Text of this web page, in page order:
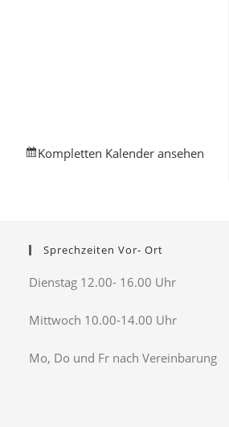
Kompletten Kalender ansehen
Sprechzeiten Vor- Ort
Dienstag 12.00- 16.00 Uhr
Mittwoch 10.00-14.00 Uhr
Mo, Do und Fr nach Vereinbarung